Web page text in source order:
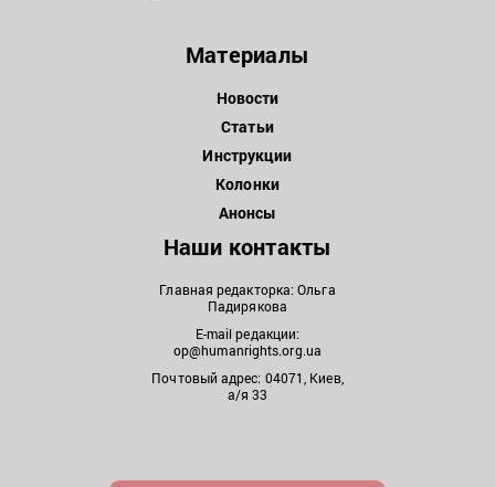
Материалы
Новости
Статьи
Инструкции
Колонки
Анонсы
Наши контакты
Главная редакторка: Ольга
Падирякова
E-mail редакции:
op@humanrights.org.ua
Почтовый адрес: 04071, Киев,
а/я 33